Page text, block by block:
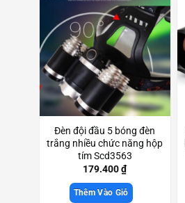
Đèn đội đầu 5 bóng đèn
trắng nhiều chức năng hộp
tím Scd3563
179.400₫
Thêm Vào Giỏ